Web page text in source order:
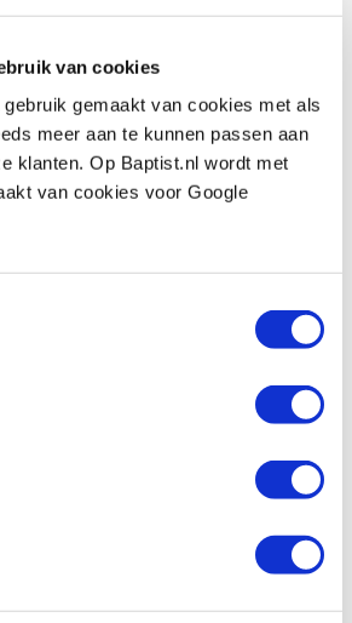
van cookies
gemaakt van cookies met als
meer aan te kunnen passen aan
klanten. Op Baptist.nl wordt met
van cookies voor Google
excl. btw
houtsnijset tovenaar
22584
houtsnijset love spoon